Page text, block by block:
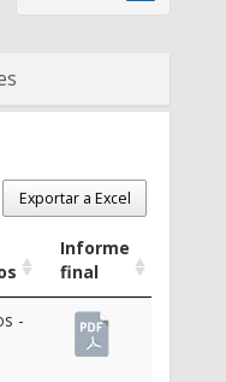
Exportar a Excel
Informe
final
-